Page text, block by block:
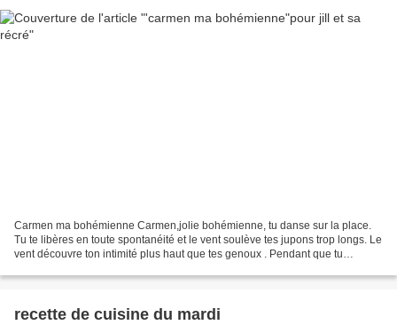
Carmen ma bohémienne Carmen,jolie bohémienne, tu danse sur la place.
Tu te libères en toute spontanéité et le vent soulève tes jupons trop longs. Le
vent découvre ton intimité plus haut que tes genoux . Pendant que tu
recette de cuisine du mardi